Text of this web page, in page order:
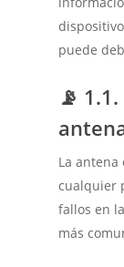
puede
📡
La antena
cualquier
fallos en
más